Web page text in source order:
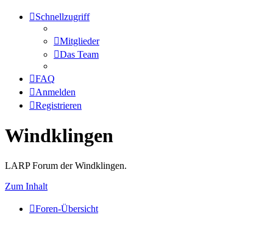
Schnellzugriff
Mitglieder
Das Team
FAQ
Anmelden
Registrieren
Windklingen
LARP Forum der Windklingen.
Zum Inhalt
Foren-Übersicht